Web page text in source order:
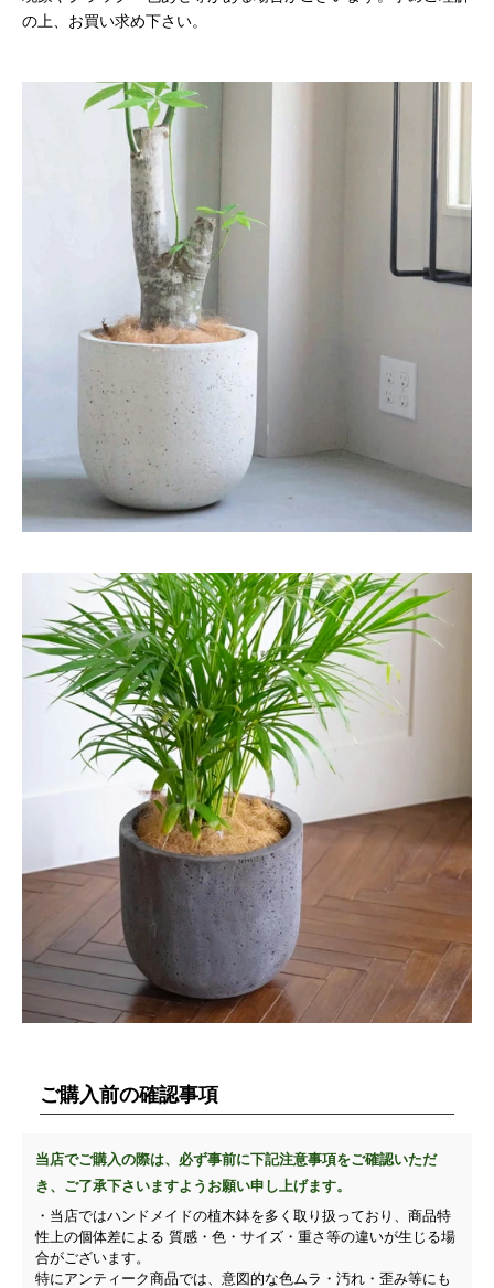
の上、お買い求め下さい。
ご購入前の確認事項
当店でご購入の際は、必ず事前に下記注意事項をご確認いただ
き、ご了承下さいますようお願い申し上げます。
・当店ではハンドメイドの植木鉢を多く取り扱っており、商品特
性上の個体差による 質感・色・サイズ・重さ等の違いが生じる場
合がございます。
特にアンティーク商品では、意図的な色ムラ・汚れ・歪み等にも